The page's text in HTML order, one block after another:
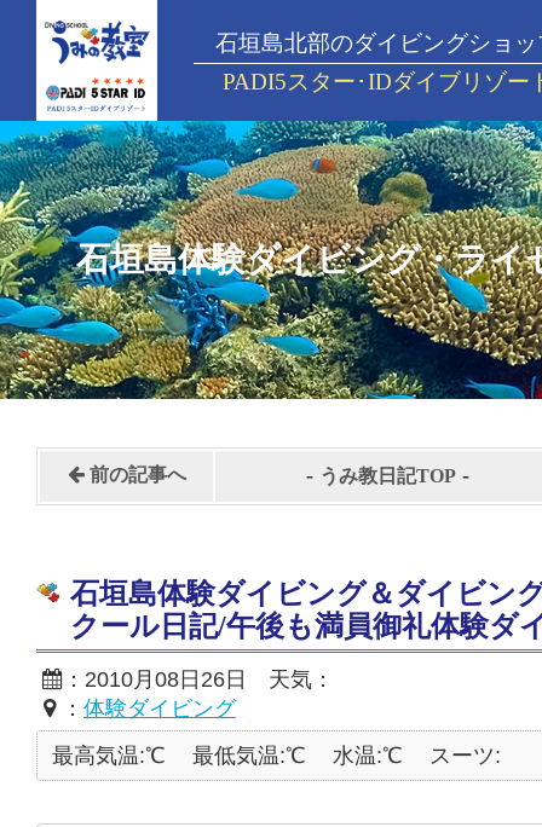
石垣島北部のダイビングショッ
PADI5スター･IDダイブリゾー
石垣島体験ダイビング・ライ
前の記事へ - うみ教日記TOP -
石垣島体験ダイビング＆ダイビン
クール日記/午後も満員御礼体験ダ
：2010月08日26日 天気：
： 体験ダイビング
最高気温:℃
最低気温:℃ 水温:℃ スーツ: